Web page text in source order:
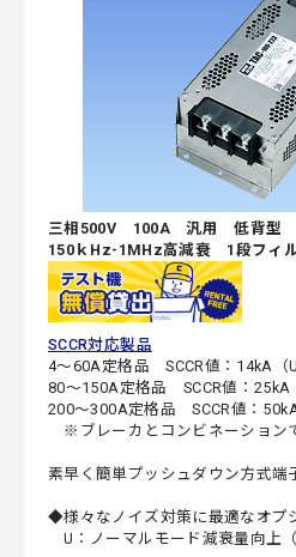
三相500V 100A 汎用 低背型
150ｋHz-1MHz高減衰 1段フィ
SCCR対応製品
4～60A定格品 SCCR値：14kA（
80～150A定格品 SCCR値：25kA
200～300A定格品 SCCR値：
※ブレーカとコンビネーション
素早く簡単プッシュダウン方式端
◆様々なノイズ対策に最適なオプ
U：ノーマルモード減衰量向上